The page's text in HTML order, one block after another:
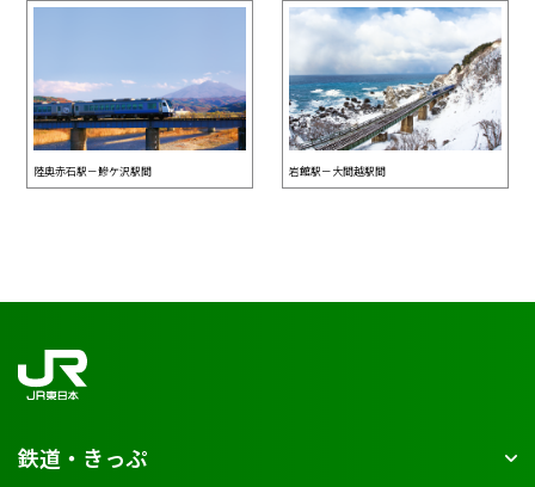
陸奥赤石駅－鰺ケ沢駅間 岩館駅－大間越駅間
鉄道・きっぷ